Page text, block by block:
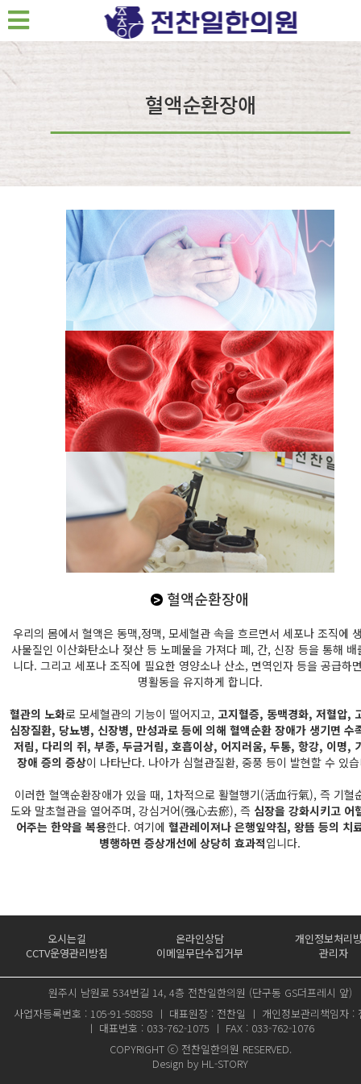
혈액순환장애
> 혈액순환장애
우리의 몸에서 혈액은 동맥,정맥, 모세혈관 속을 흐르면서 세포나 조직에
사물질인 이산화탄소나 젖산 등 노폐물을 가져다 폐, 간, 신장 등을 통해 배
니다. 그리고 세포나 조직에 필요한 영양소나 산소, 면역인자 등을 공급하
명활동을 유지하게 합니다.
혈관의 노화로 모세혈관의 기능이 떨어지고,고지혈증, 동맥경화, 저혈압,
심장질환, 당뇨병, 신장병, 만성과로 등에 의해 혈액순환 장애가 생기면 수
저림, 다리의 쥐, 부종, 두금거림, 호흡이상, 어지러움, 두통, 항강, 이명,
장애 증의 증상이 나타난다. 나아가 심혈관질환, 중풍 등이 발현할 수 있
이러한 혈액순환장애가 있을 때, 1차적으로 활혈행기(活血行氣), 즉 기혈
도와 말초혈관을 열어주며, 강심거어(强心去瘀), 즉 심장을 강화시키고 어
어주는 한약을 복용한다. 여기에 혈관레이져나 은행잎약침, 왕뜸 등의 치
병행하면 증상개선에 상당히 효과적입니다.
오시는길 온라인상담
개인정보처리
CCTV운영관리방침
이메일무단수집거부 관리자
원주시 남원로 534번길 14, 4층 전찬일한의원 (단구동 GS더프레시 앞)
사업자등록번호 : 105-91-58858 ㅣ 대표원장 : 전찬일 ㅣ 개인정보관리책임자 :
ㅣ 대표번호 : 033-762-1075 ㅣ FAX : 033-762-1076
COPYRIGHT ⓒ 전찬일한의원 RESERVED.
Design by HL-STORY